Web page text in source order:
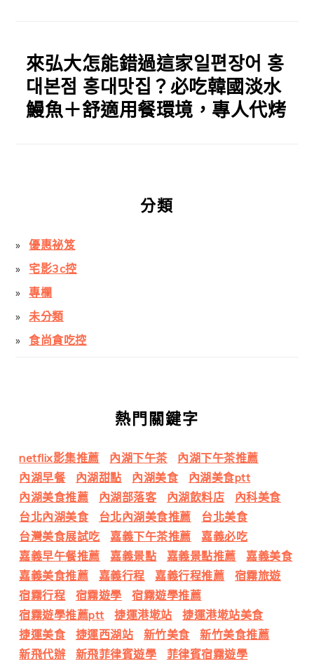
來弘大怎能錯過這家일편장어 홍
대본점 홍대맛집？必吃韓國淡水
鰻魚＋舒適用餐環境，專人代烤
分類
優惠祕笈
宅影3c控
專欄
未分類
食尚貪吃控
熱門關鍵字
netflix影集推薦 內湖下午茶
內湖下午茶推薦
內湖早餐
內湖甜點 內湖美食
內湖美食ptt
內湖美食推薦
內湖部落客 內湖飲料店
內科美食
台北內湖美食
台北內湖美食推薦
台北美食
台灣美食展試吃
嘉義下午茶推薦
嘉義必吃
嘉義早午餐推薦
嘉義景點 嘉義景點推薦
嘉義美食
嘉義美食推薦
嘉義行程 嘉義行程推薦
宿霧旅遊
宿霧行程
宿霧遊學
宿霧遊學推薦
宿霧遊學推薦ptt
捷運港墘站
捷運港墘站美食
捷運美食
捷運西湖站 新竹美食
新竹美食推薦
新飛代辦
新飛菲律賓遊學
菲律賓宿霧遊學